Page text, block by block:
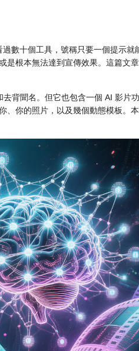
數十個工具，號稱只要一個提示就
是根本無法達到宣傳效果。這篇文
背聞名。但它也包含一個 AI 影片
你的照片，以及幾個動態模板。